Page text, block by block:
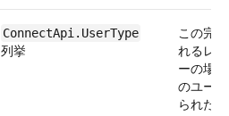
ConnectApi.​UserType
列挙
この完
れるレ
ーの場
のユー
られた